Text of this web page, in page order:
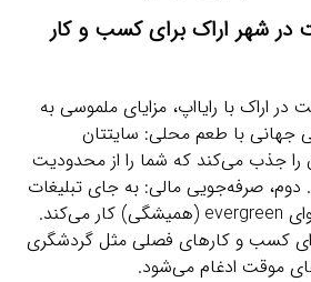
در شهر اراک برای کسب‌ و کار
اراک با رایااپ، مزایای ملموسی به
جهانی با طعم محلی: سایتتان
را جذب می‌کند که شما را از محدودیت
صرفه‌جویی مالی: به جای تبلیغات
پر هزینه، سایت با محتوای evergreen (همیشگی) کار می‌کند.
کسب‌ و کارهای فصلی مثل گردشگری
موقت ادغام می‌شود.